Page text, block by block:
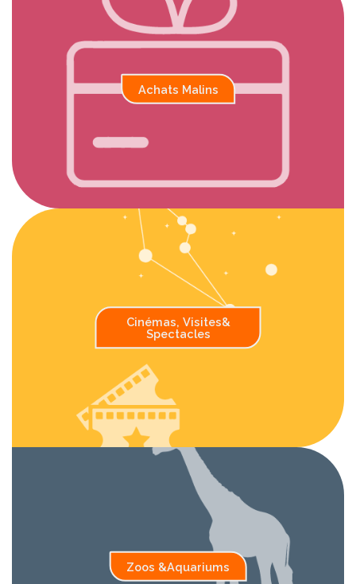
Achats Malins
Cinémas, Visites&
Spectacles
Zoos &Aquariums